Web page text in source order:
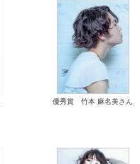
優秀賞 竹本 麻名美さん